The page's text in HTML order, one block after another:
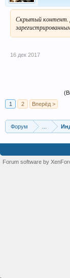
Скрытый контент.
16 дек 2017
1
2 Вперёд >
Форум
Forum software by